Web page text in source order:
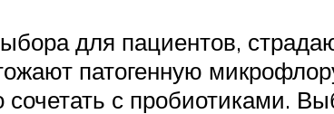
для пациентов,
патогенную
с пробиотиками.